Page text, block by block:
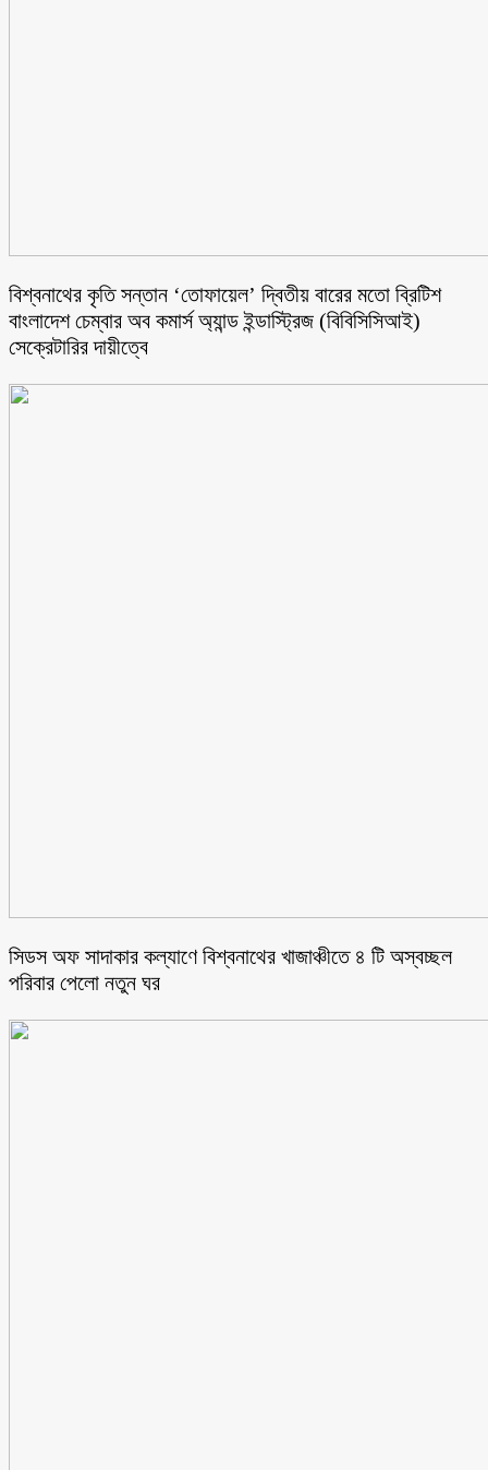
বিশ্বনাথের কৃতি সন্তান ‘তোফায়েল’ দ্বিতীয় বারের মতো ব্রিটিশ
বাংলাদেশ চেম্বার অব কমার্স অ্যান্ড ইন্ডাস্ট্রিজ (বিবিসিসিআই)
সেক্রেটারির দায়ীত্বে
সিডস অফ সাদাকার কল্যাণে বিশ্বনাথের খাজাঞ্চীতে ৪ টি অস্বচ্ছল
পরিবার পেলো নতুন ঘর